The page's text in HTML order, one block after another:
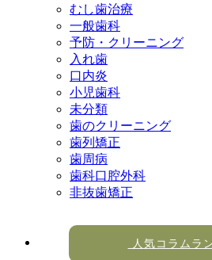
むし歯治療
一般歯科
予防・クリーニング
入れ歯
口内炎
小児歯科
未分類
歯のクリーニング
歯列矯正
歯周病
歯科口腔外科
非抜歯矯正
人気コラムラ